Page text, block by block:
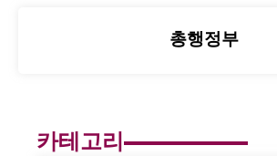
총행정부
카테고리